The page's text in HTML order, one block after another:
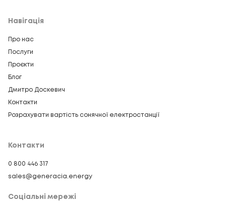
Навігація
Про нас
Послуги
Проєкти
Блог
Дмитро Доскевич
Контакти
Розрахувати вартість сонячної електростанції
Контакти
0 800 446 317
sales@generacia.energy
Соціальні мережі